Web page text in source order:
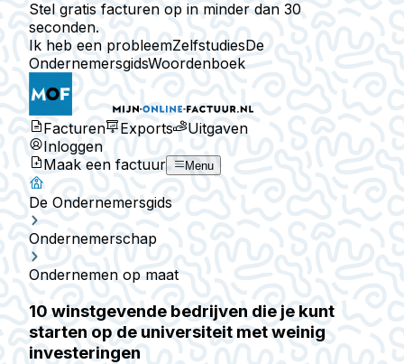
Stel gratis facturen op in minder dan 30
seconden.
Ik heb een probleemZelfstudiesDe
OndernemersgidsWoordenboek
Facturen Exports
Uitgaven
Inloggen
Maak een factuur
Menu
De Ondernemersgids
Ondernemerschap
Ondernemen op maat
10 winstgevende bedrijven die je kunt
starten op de universiteit met weinig
investeringen